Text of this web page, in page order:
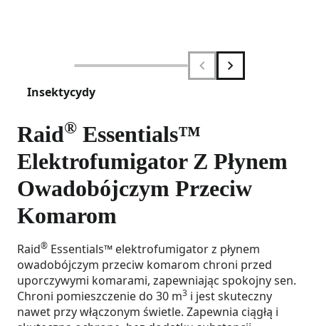
Insektycydy
Raid® Essentials™
Elektrofumigator Z Płynem
Owadobójczym Przeciw
Komarom
Raid® Essentials™ elektrofumigator z płynem
owadobójczym przeciw komarom chroni przed
uporczywymi komarami, zapewniając spokojny sen.
Chroni pomieszczenie do 30 m3 i jest skuteczny
nawet przy włączonym świetle. Zapewnia ciągłą i